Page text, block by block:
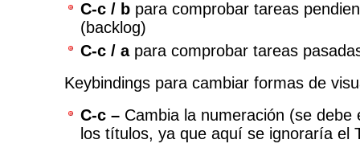
C-c / b para comprobar tareas
(backlog)
C-c / apara comprobar tareas
Keybindings para cambiar formas de
C-c – Cambia la numeración (se debe
los títulos, ya que aquí se ignoraría el